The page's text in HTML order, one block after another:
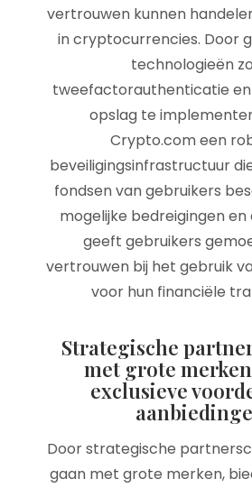
vertrouwen kunnen
in cryptocurrencies. Door
technologieën
tweefactorauthenticatie
opslag te
Crypto.com een
beveiligingsinfrastructuur
fondsen van gebruikers
mogelijke bedreigingen en
geeft gebruikers
vertrouwen bij het gebruik
voor hun financiële
Strategische
met grote
exclusieve
Door strategische
gaan met grote merken,